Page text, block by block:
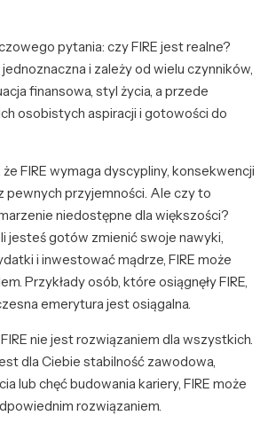
pytania: czy FIRE jest realne?
i zależy od wielu czynników,
finansowa, styl życia, a przede
osobistych aspiracji i gotowości do
FIRE wymaga dyscypliny, konsekwencji
pewnych przyjemności. Ale czy to
niedostępne dla większości?
jesteś gotów zmienić swoje nawyki,
i inwestować mądrze, FIRE może
Przykłady osób, które osiągnęły FIRE,
emerytura jest osiągalna.
nie jest rozwiązaniem dla wszystkich.
dla Ciebie stabilność zawodowa,
lub chęć budowania kariery, FIRE może
rozwiązaniem.